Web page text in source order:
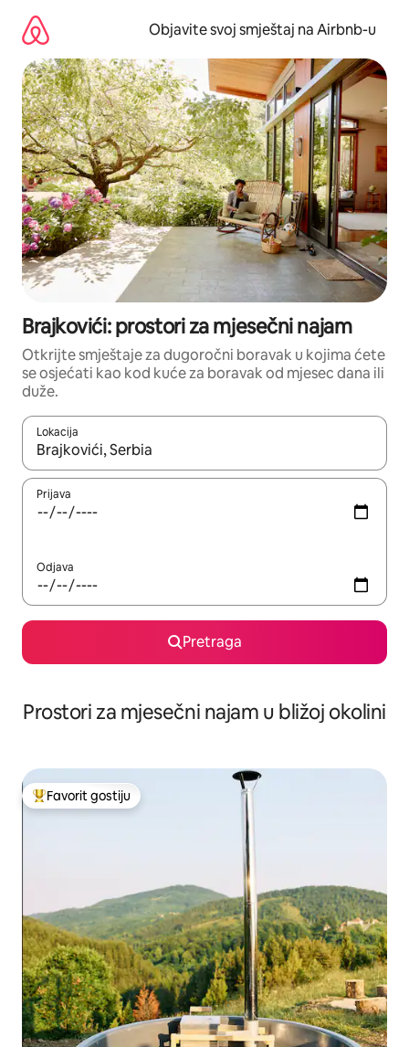
sadržaj
Objavite svoj smještaj na Airbnb-u
Brajkovići: prostori za mjesečni najam
Otkrijte smještaje za dugoročni boravak u kojima ćete
se osjećati kao kod kuće za boravak od mjesec dana ili
duže.
Lokacija
Kad su rezultati dostupni, možete da se krećete kroz njih
Prijava
Odjava
Pretraga
Prostori za mjesečni najam u bližoj okolini
Glavni favorit gostiju
Favorit gostiju